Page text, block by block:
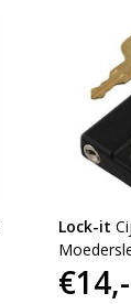
Lock-it
€14,-